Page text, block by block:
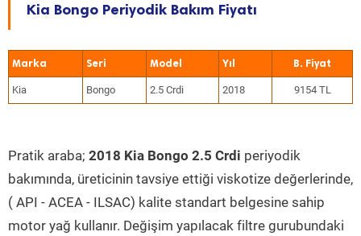
Kia Bongo Periyodik Bakım Fiyatı
Marka Seri Model Yıl
Kia Bongo 2.5 Crdi 2018 9154 TL
Pratik araba; 2018 Kia Bongo 2.5 Crdi periyodik
bakımında, üreticinin tavsiye ettiği viskotize değerlerinde,
( API - ACEA - ILSAC) kalite standart belgesine sahip
motor yağ kullanır. Değişim yapılacak filtre gurubundaki